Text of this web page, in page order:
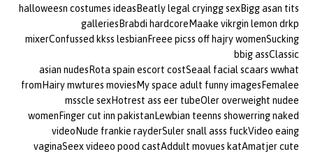
halloweesn costumes ideasBeatly legal cryingg sexBigg asan tits
galleriesBrabdi hardcoreMaake vikrgin lemon drkp
mixerConfussed kkss lesbianFreee picss off hajry womenSucking
bbig assClassic
asian nudesRota spain escort costSeaal facial scaars wwhat
fromHairy mwtures moviesMy space adult funny imagesFemalee
msscle sexHotrest ass eer tubeOler overweight nudee
womenFinger cut inn pakistanLewbian teenns showerring naked
videoNude frankie rayderSuler snall asss fuckVideo eaing
vaginaSeex videeo pood castAddult movues katAmatjer cute